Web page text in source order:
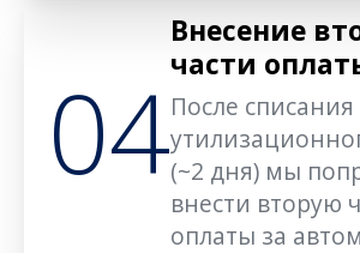
04
Внесение
части
После списания
(~2 дня) мы
внести вторую
оплаты за